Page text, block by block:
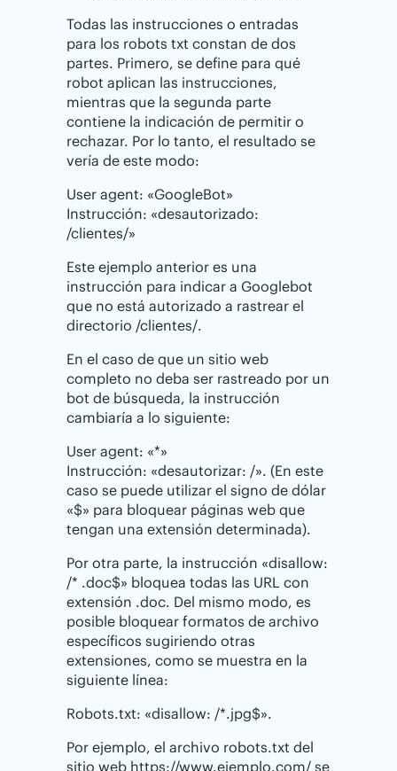
Todas las instrucciones o entradas
para los robots txt constan de dos
partes. Primero, se define para qué
robot aplican las instrucciones,
mientras que la segunda parte
contiene la indicación de permitir o
rechazar. Por lo tanto, el resultado se
vería de este modo:
User agent: «GoogleBot»
Instrucción: «desautorizado:
/clientes/»
Este ejemplo anterior es una
instrucción para indicar a Googlebot
que no está autorizado a rastrear el
directorio /clientes/.
En el caso de que un sitio web
completo no deba ser rastreado por un
bot de búsqueda, la instrucción
cambiaría a lo siguiente:
User agent: «*»
Instrucción: «desautorizar: /». (En este
caso se puede utilizar el signo de dólar
«$» para bloquear páginas web que
tengan una extensión determinada).
Por otra parte, la instrucción «disallow:
/* .doc$» bloquea todas las URL con
extensión .doc. Del mismo modo, es
posible bloquear formatos de archivo
específicos sugiriendo otras
extensiones, como se muestra en la
siguiente línea:
Robots.txt: «disallow: /*.jpg$».
Por ejemplo, el archivo robots.txt del
sitio web https://www.ejemplo.com/ se